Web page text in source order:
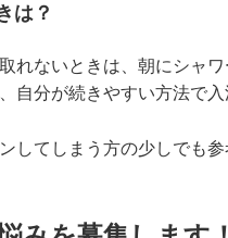
は？
れないときは、朝にシャ
自分が続きやすい方法で
してしまう方の少しでも参